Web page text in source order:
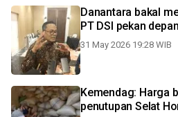
Danantara bakal
PT DSI pekan depan
31 May 2026 19:28 WIB
Kemendag: Harga
penutupan Selat